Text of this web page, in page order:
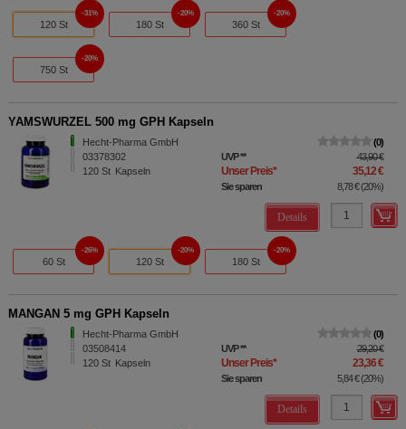
120 St
31%
180 St
20%
360 St
20%
750 St
20%
YAMSWURZEL 500 mg GPH Kapseln
Hecht-Pharma GmbH
03378302
120 St Kapseln
0
UVP** 43,90 €
Unser Preis* 35,12 €
Sie sparen 8,78 €(20%)
Details
60 St
26%
120 St
20%
180 St
20%
MANGAN 5 mg GPH Kapseln
Hecht-Pharma GmbH
03508414
120 St Kapseln
0
UVP** 29,20 €
Unser Preis* 23,36 €
Sie sparen 5,84 €(20%)
Details